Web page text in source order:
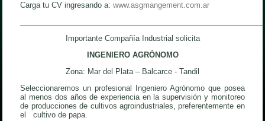
Carga tu CV ingresando a:www.asgmangement.com.ar
Importante Compañía Industrial solicita
INGENIERO AGRÓNOMO
Zona: Mar del Plata – Balcarce - Tandil
Seleccionaremos un profesional Ingeniero Agrónomo que posea
al menos dos años de experiencia en la supervisión y monitoreo
de producciones de cultivos agroindustriales, preferentemente en
el cultivo de papa.